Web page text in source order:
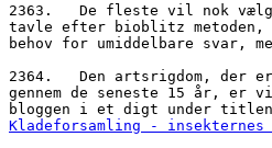
2363.   De fleste vil nok
tavle efter bioblitz
behov for umiddelbare svar,
2364.   Den artsrigdom, der
gennem de seneste 15 år, er
bloggen i et digt under
Kladeforsamling - insekternes